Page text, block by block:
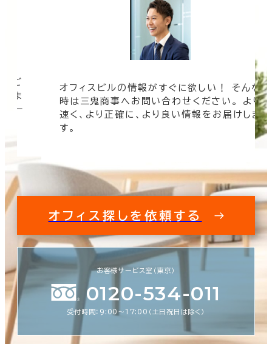
ご
ま
ペー
オフィスビルの情報がすぐに欲しい！ そんな
時は三鬼商事へお問い合わせください。 より
速く、より正確に、より良い情報をお届けしま
す。
オフィス探しを依頼する
お客様サービス室（東京）
0120-534-011
受付時間：9:00〜17:00（土日祝日は除く）